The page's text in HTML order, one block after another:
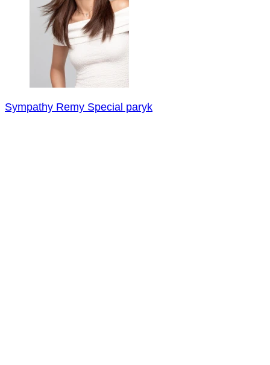
Sympathy Remy Special paryk